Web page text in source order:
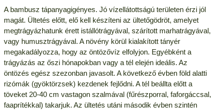
A bambusz tápanyagigényes. Jó vízellátottságú területen érzi jól
magát. Ültetés előtt, elő kell készíteni az ültetőgödröt, amelyet
megtrágyázhatunk érett istállótrágyával, szárított marhatrágyával,
vagy humusztrágyával. A növény körül kialakított tányér
megakadályozza, hogy az öntözővíz elfolyjon. Egyébként a
trágyázás az őszi hónapokban vagy a tél elején ideális. Az
öntözés egész szezonban javasolt. A következő évben föld alatti
rizómák (gyöktörzsek) kezdenek fejlődni. A tél beállta előtt a
töveket 20-40 cm vastagon szalmával (fűrészporral, faforgáccsal,
faaprítékkal) takarjuk. Az ültetés utáni második évben szintén